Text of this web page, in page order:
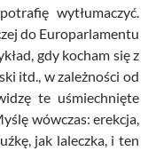
wytłumaczyć.
do Europarlamentu
gdy kocham się z
itd., w zależności od
te uśmiechnięte
wówczas: erekcja,
jak laleczka, i ten